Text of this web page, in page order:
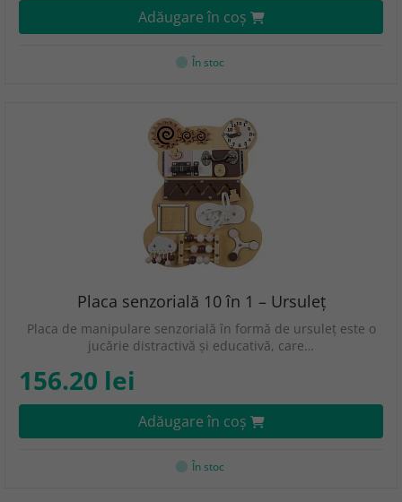
Adăugare în coş
În stoc
Placa senzorială 10 în 1 – Ursuleț
Placa de manipulare senzorială în formă de ursuleț este o
jucărie distractivă și educativă, care…
156.20 lei
Adăugare în coş
În stoc